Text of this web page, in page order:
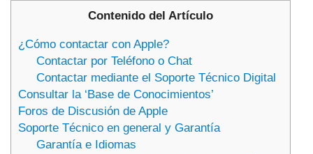
Contenido del Artículo
¿Cómo contactar con Apple?
Contactar por Teléfono o Chat
Contactar mediante el Soporte Técnico Digital
Consultar la ‘Base de Conocimientos’
Foros de Discusión de Apple
Soporte Técnico en general y Garantía
Garantía e Idiomas